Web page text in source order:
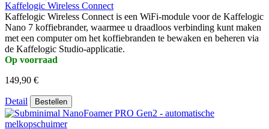
Kaffelogic Wireless Connect
Kaffelogic Wireless Connect is een WiFi-module voor de Kaffelogic
Nano 7 koffiebrander, waarmee u draadloos verbinding kunt maken
met een computer om het koffiebranden te bewaken en beheren via
de Kaffelogic Studio-applicatie.
Op voorraad
149,90 €
Detail Bestellen